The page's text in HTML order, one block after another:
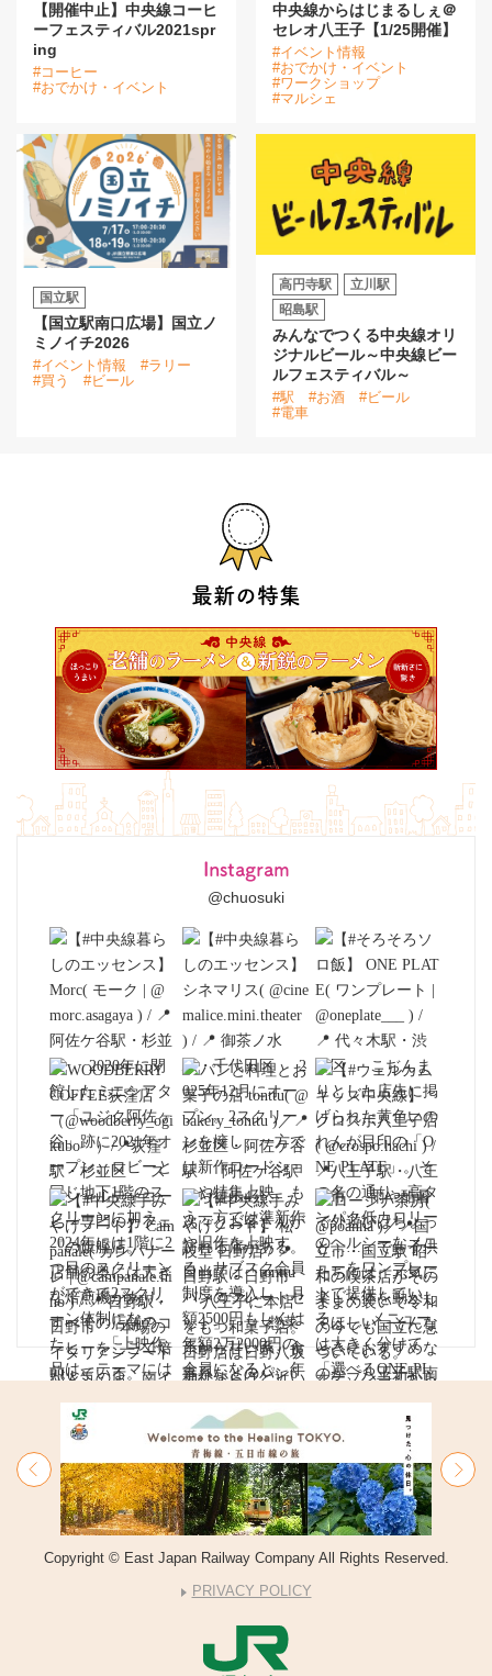
最新の特集
Instagram
@chuosuki
【開催中止】中央線コーヒ
ーフェスティバル2021spr
ing
#コーヒー
#おでかけ・イベント
中央線からはじまるしぇ＠
セレオ八王子【1/25開催】
#イベント情報
#おでかけ・イベント
#ワークショップ
#マルシェ
国立駅
【国立駅南口広場】国立ノ
ミノイチ2026
#イベント情報
#ラリー
#買う
#ビール
高円寺駅
立川駅
昭島駅
みんなでつくる中央線オリ
ジナルビール～中央線ビー
ルフェスティバル～
#駅 #お酒
#ビール
#電車
Copyright © East Japan Railway Company All Rights Reserved.
PRIVACY POLICY